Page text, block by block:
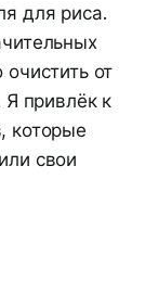
для риса.
от
Я привлёк к
которые
свои